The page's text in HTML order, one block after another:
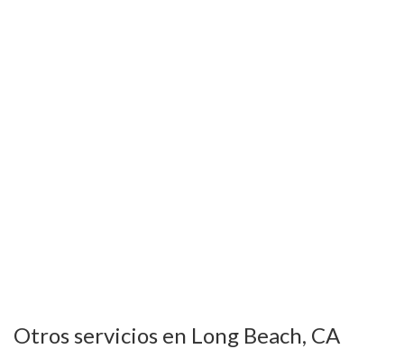
Otros servicios en Long Beach, CA